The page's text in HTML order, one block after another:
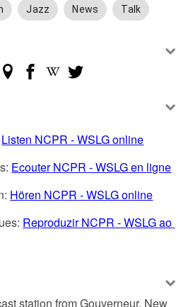
Jazz News Talk
Listen NCPR - WSLG online
Ecouter NCPR - WSLG en ligne
Hören NCPR - WSLG online
Reproduzir NCPR - WSLG ao
station from Gouverneur, New